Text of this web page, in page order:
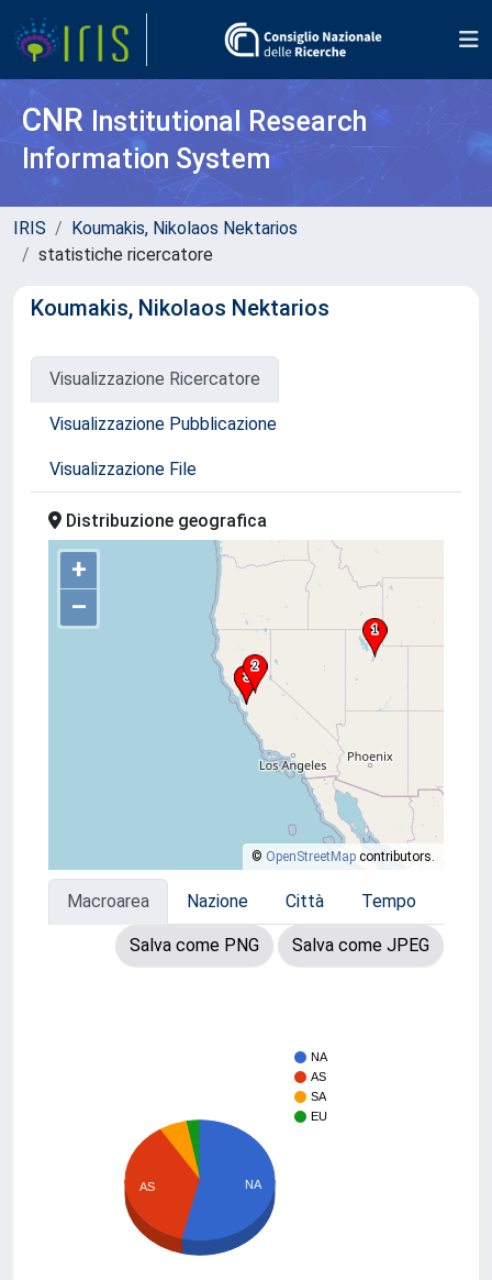
CNR Institutional Research
Information System
IRIS
Koumakis, Nikolaos Nektarios
statistiche ricercatore
Koumakis, Nikolaos Nektarios
Visualizzazione Ricercatore
Visualizzazione Pubblicazione
Visualizzazione File
Distribuzione geografica
+
–
© OpenStreetMap contributors.
Macroarea Nazione Città Tempo
Salva come PNG Salva come JPEG
NA
AS
SA
EU
AS NA